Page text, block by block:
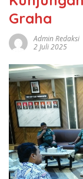
Graha
Admin Redaksi
2 Juli 2025